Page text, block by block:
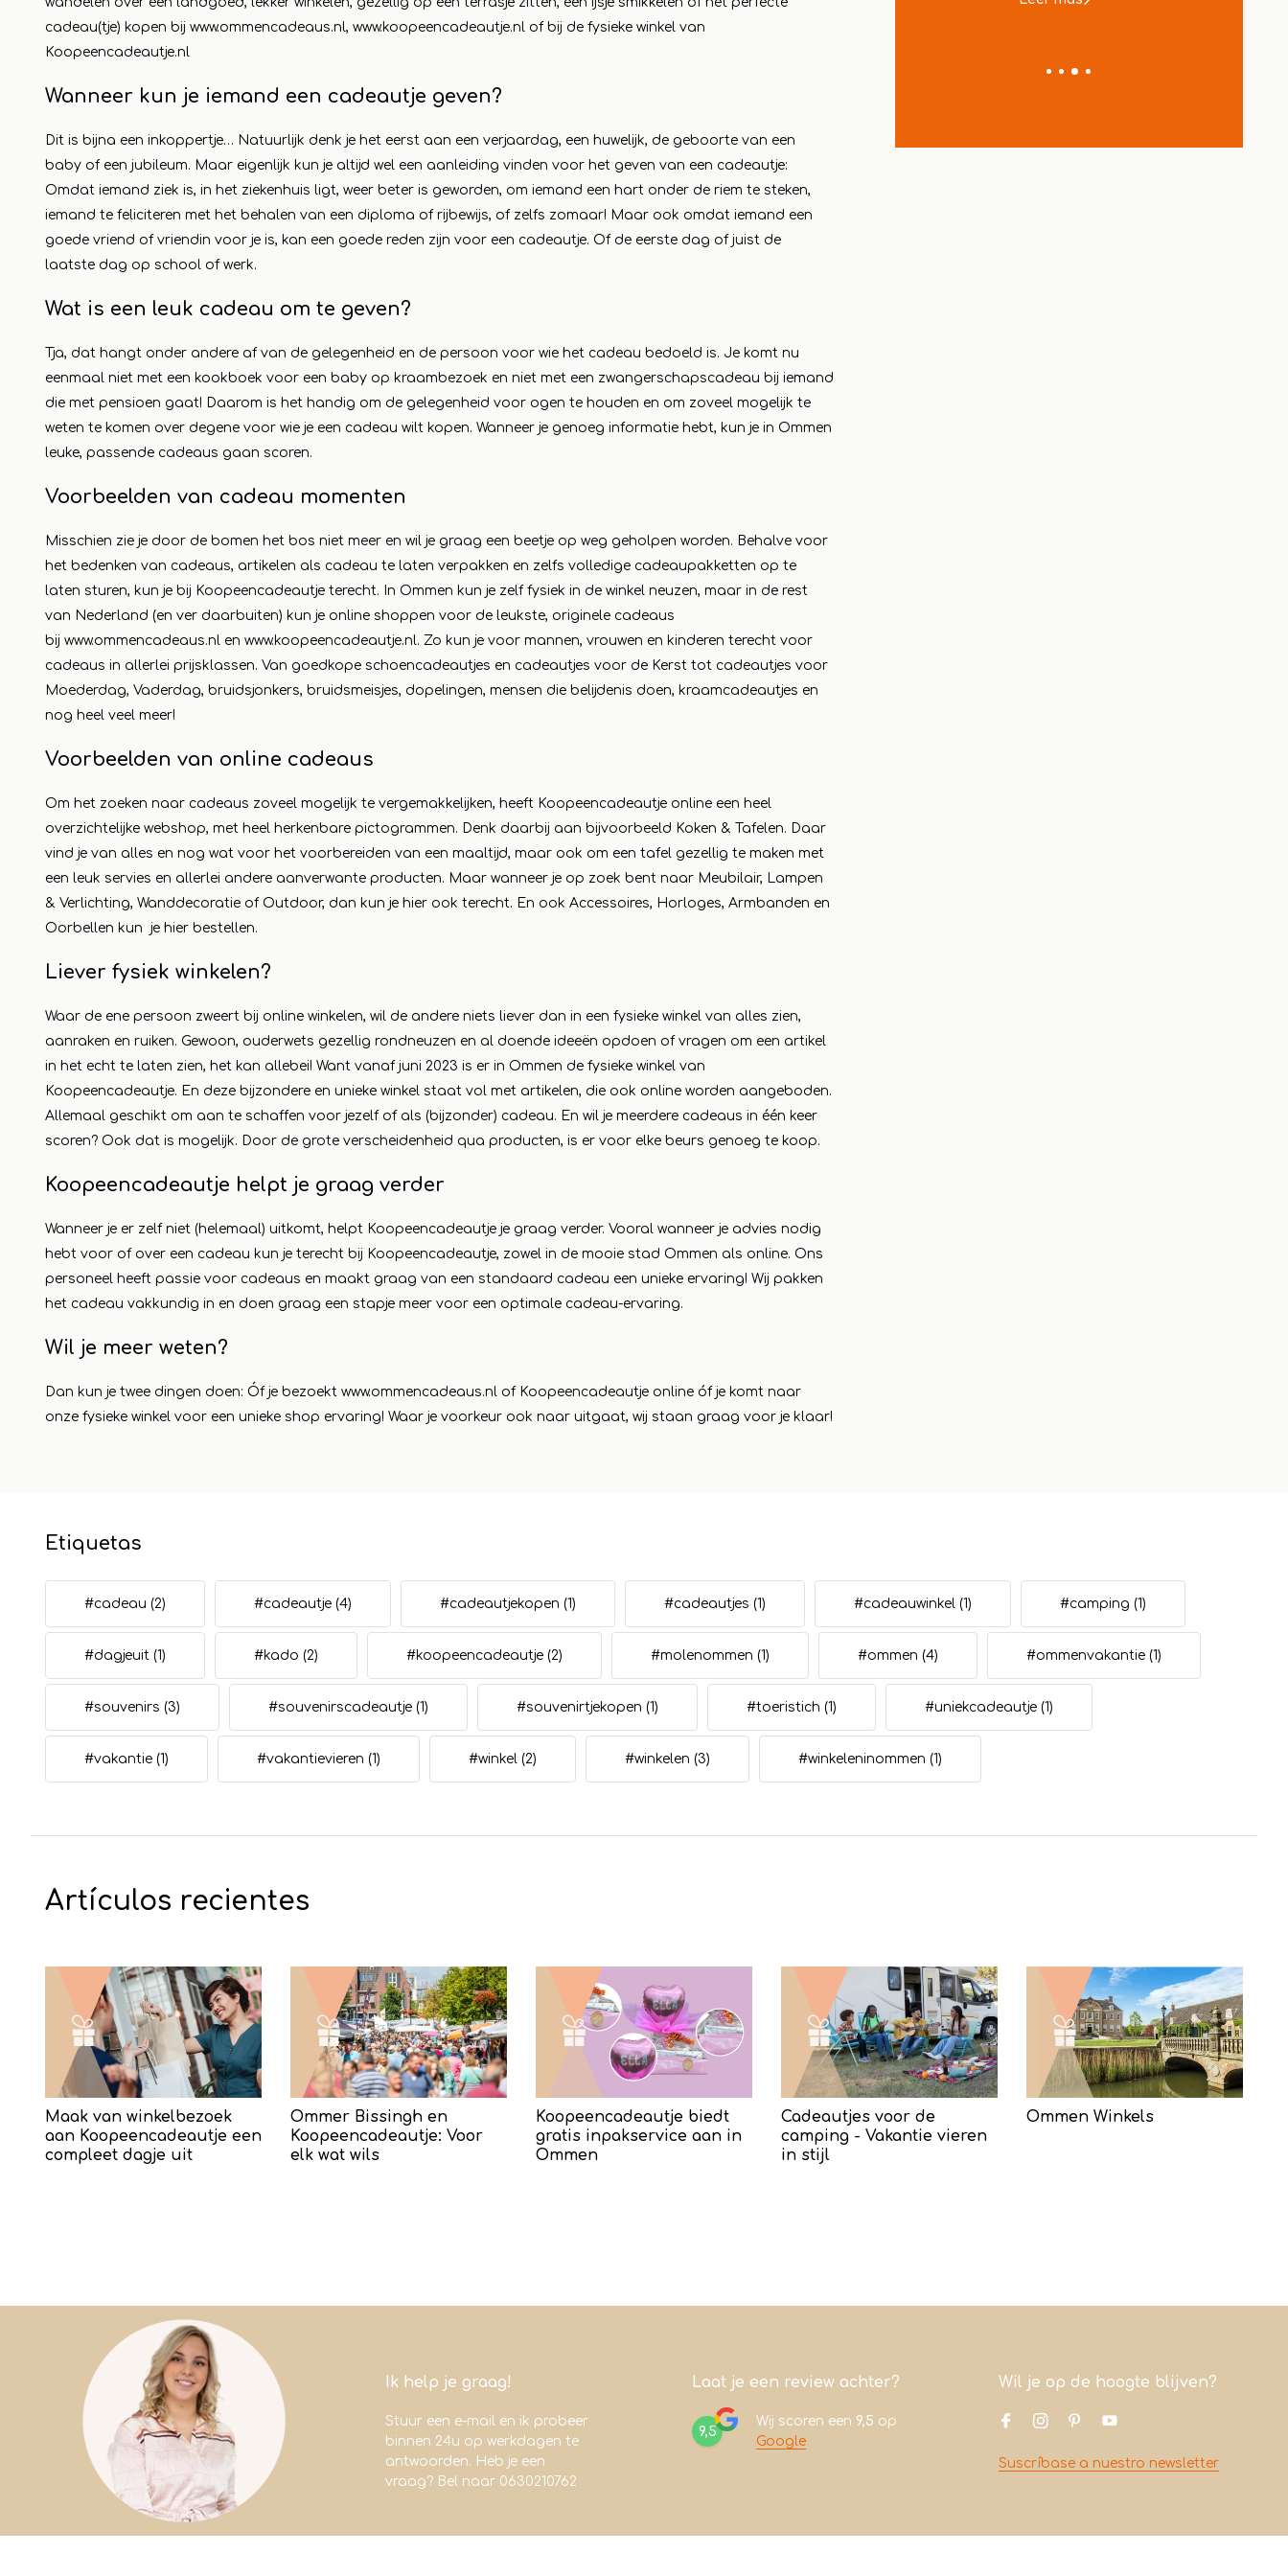
cadeau(tje) kopen bij www.ommencadeaus.nl, www.koopeencadeautje.nl of bij de fysieke winkel van
Koopeencadeautje.nl
Wanneer kun je iemand een cadeautje geven?
Dit is bijna een inkoppertje… Natuurlijk denk je het eerst aan een verjaardag, een huwelijk, de geboorte van een
baby of een jubileum. Maar eigenlijk kun je altijd wel een aanleiding vinden voor het geven van een cadeautje:
Omdat iemand ziek is, in het ziekenhuis ligt, weer beter is geworden, om iemand een hart onder de riem te steken,
iemand te feliciteren met het behalen van een diploma of rijbewijs, of zelfs zomaar! Maar ook omdat iemand een
goede vriend of vriendin voor je is, kan een goede reden zijn voor een cadeautje. Of de eerste dag of juist de
laatste dag op school of werk.
Wat is een leuk cadeau om te geven?
Tja, dat hangt onder andere af van de gelegenheid en de persoon voor wie het cadeau bedoeld is. Je komt nu
eenmaal niet met een kookboek voor een baby op kraambezoek en niet met een zwangerschapscadeau bij iemand
die met pensioen gaat! Daarom is het handig om de gelegenheid voor ogen te houden en om zoveel mogelijk te
weten te komen over degene voor wie je een cadeau wilt kopen. Wanneer je genoeg informatie hebt, kun je in Ommen
leuke, passende cadeaus gaan scoren.
Voorbeelden van cadeau momenten
Misschien zie je door de bomen het bos niet meer en wil je graag een beetje op weg geholpen worden. Behalve voor
het bedenken van cadeaus, artikelen als cadeau te laten verpakken en zelfs volledige cadeaupakketten op te
laten sturen, kun je bij Koopeencadeautje terecht. In Ommen kun je zelf fysiek in de winkel neuzen, maar in de rest
van Nederland (en ver daarbuiten) kun je online shoppen voor de leukste, originele cadeaus
bij www.ommencadeaus.nl en www.koopeencadeautje.nl. Zo kun je voor mannen, vrouwen en kinderen terecht voor
cadeaus in allerlei prijsklassen. Van goedkope schoencadeautjes en cadeautjes voor de Kerst tot cadeautjes voor
Moederdag, Vaderdag, bruidsjonkers, bruidsmeisjes, dopelingen, mensen die belijdenis doen, kraamcadeautjes en
nog heel veel meer!
Voorbeelden van online cadeaus
Om het zoeken naar cadeaus zoveel mogelijk te vergemakkelijken, heeft Koopeencadeautje online een heel
overzichtelijke webshop, met heel herkenbare pictogrammen. Denk daarbij aan bijvoorbeeld Koken & Tafelen. Daar
vind je van alles en nog wat voor het voorbereiden van een maaltijd, maar ook om een tafel gezellig te maken met
een leuk servies en allerlei andere aanverwante producten. Maar wanneer je op zoek bent naar Meubilair, Lampen
& Verlichting, Wanddecoratie of Outdoor, dan kun je hier ook terecht. En ook Accessoires, Horloges, Armbanden en
Oorbellen kun je hier bestellen.
Liever fysiek winkelen?
Waar de ene persoon zweert bij online winkelen, wil de andere niets liever dan in een fysieke winkel van alles zien,
aanraken en ruiken. Gewoon, ouderwets gezellig rondneuzen en al doende ideeën opdoen of vragen om een artikel
in het echt te laten zien, het kan allebei! Want vanaf juni 2023 is er in Ommen de fysieke winkel van
Koopeencadeautje. En deze bijzondere en unieke winkel staat vol met artikelen, die ook online worden aangeboden.
Allemaal geschikt om aan te schaffen voor jezelf of als (bijzonder) cadeau. En wil je meerdere cadeaus in één keer
scoren? Ook dat is mogelijk. Door de grote verscheidenheid qua producten, is er voor elke beurs genoeg te koop.
Koopeencadeautje helpt je graag verder
Wanneer je er zelf niet (helemaal) uitkomt, helpt Koopeencadeautje je graag verder. Vooral wanneer je advies nodig
hebt voor of over een cadeau kun je terecht bij Koopeencadeautje, zowel in de mooie stad Ommen als online. Ons
personeel heeft passie voor cadeaus en maakt graag van een standaard cadeau een unieke ervaring! Wij pakken
het cadeau vakkundig in en doen graag een stapje meer voor een optimale cadeau-ervaring.
Wil je meer weten?
Dan kun je twee dingen doen: Óf je bezoekt www.ommencadeaus.nl of Koopeencadeautje online óf je komt naar
onze fysieke winkel voor een unieke shop ervaring! Waar je voorkeur ook naar uitgaat, wij staan graag voor je klaar!
Leer más
Etiquetas
#cadeau (2) #cadeautje (4) #cadeautjekopen (1) #cadeautjes (1) #cadeauwinkel (1) #camping (1)
#dagjeuit (1) #kado (2) #koopeencadeautje (2) #molenommen (1) #ommen (4) #ommenvakantie (1)
#souvenirs (3) #souvenirscadeautje (1) #souvenirtjekopen (1) #toeristich (1) #uniekcadeautje (1)
#vakantie (1) #vakantievieren (1) #winkel (2) #winkelen (3) #winkeleninommen (1)
Artículos recientes
Maak van winkelbezoek
aan Koopeencadeautje een
compleet dagje uit
Ommer Bissingh en
Koopeencadeautje: Voor
elk wat wils
Koopeencadeautje biedt
gratis inpakservice aan in
Ommen
Cadeautjes voor de
camping - Vakantie vieren
in stijl
Ommen Winkels
Ik help je graag!
Stuur een e-mail en ik probeer
binnen 24u op werkdagen te
antwoorden. Heb je een
vraag? Bel naar 0630210762
Laat je een review achter?
9,5
Wij scoren een 9,5 op
Google
Wil je op de hoogte blijven?
Suscríbase a nuestro newsletter